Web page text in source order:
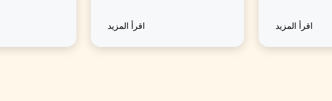
اقرأ المزيد اقرأ المزيد